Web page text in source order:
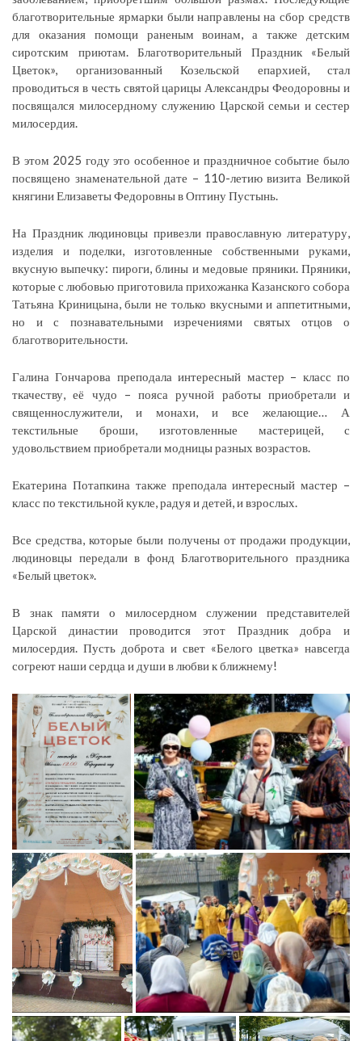
благотворительные ярмарки были направлены на сбор средств
для оказания помощи раненым воинам, а также детским
сиротским приютам. Благотворительный Праздник «Белый
Цветок», организованный Козельской епархией, стал
проводиться в честь святой царицы Александры Феодоровны и
посвящался милосердному служению Царской семьи и сестер
милосердия.
В этом 2025 году это особенное и праздничное событие было
посвящено знаменательной дате – 110-летию визита Великой
княгини Елизаветы Федоровны в Оптину Пустынь.
На Праздник людиновцы привезли православную литературу,
изделия и поделки, изготовленные собственными руками,
вкусную выпечку: пироги, блины и медовые пряники. Пряники,
которые с любовью приготовила прихожанка Казанского собора
Татьяна Криницына, были не только вкусными и аппетитными,
но и с познавательными изречениями святых отцов о
благотворительности.
Галина Гончарова преподала интересный мастер – класс по
ткачеству, её чудо – пояса ручной работы приобретали и
священнослужители, и монахи, и все желающие… А
текстильные броши, изготовленные мастерицей, с
удовольствием приобретали модницы разных возрастов.
Екатерина Потапкина также преподала интересный мастер –
класс по текстильной кукле, радуя и детей, и взрослых.
Все средства, которые были получены от продажи продукции,
людиновцы передали в фонд Благотворительного праздника
«Белый цветок».
В знак памяти о милосердном служении представителей
Царской династии проводится этот Праздник добра и
милосердия. Пусть доброта и свет «Белого цветка» навсегда
согреют наши сердца и души в любви к ближнему!